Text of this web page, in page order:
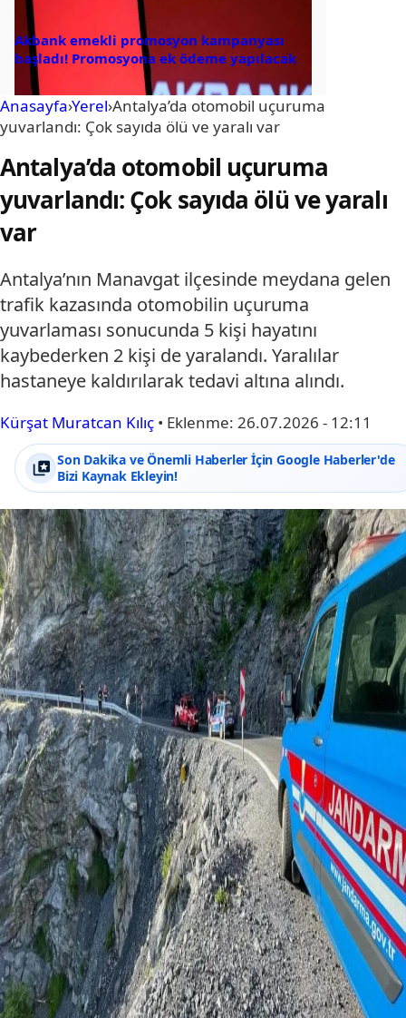
Akbank emekli promosyon kampanyası
başladı! Promosyona ek ödeme yapılacak
Anasayfa›Yerel›Antalya’da otomobil uçuruma
yuvarlandı: Çok sayıda ölü ve yaralı var
Antalya’da otomobil uçuruma
yuvarlandı: Çok sayıda ölü ve yaralı
var
Antalya’nın Manavgat ilçesinde meydana gelen
trafik kazasında otomobilin uçuruma
yuvarlaması sonucunda 5 kişi hayatını
kaybederken 2 kişi de yaralandı. Yaralılar
hastaneye kaldırılarak tedavi altına alındı.
Kürşat Muratcan Kılıç • Eklenme: 26.07.2026 - 12:11
Son Dakika ve Önemli Haberler İçin Google Haberler'de
Bizi Kaynak Ekleyin!